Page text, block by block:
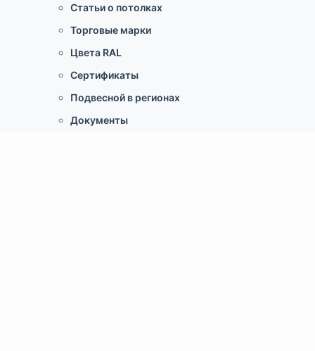
Статьи о потолках
Торговые марки
Цвета RAL
Сертификаты
Подвесной в регионах
Документы